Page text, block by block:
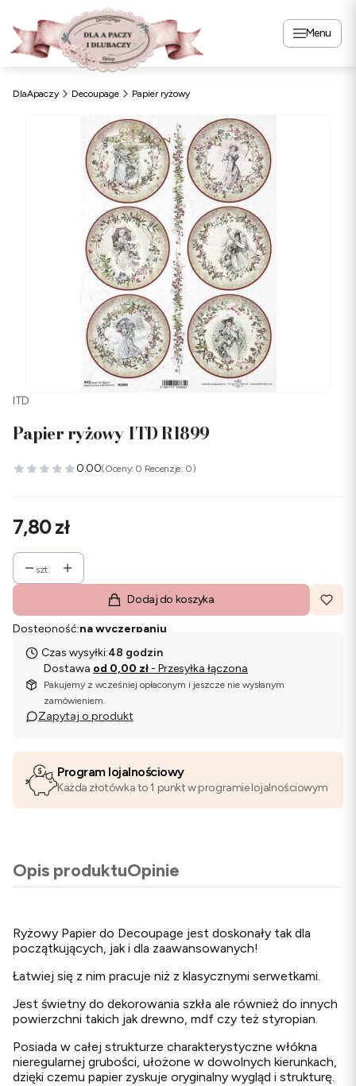
Menu
DlaApaczy Decoupage Papier ryżowy
ITD
Papier ryżowy ITD R1899
0.00(Oceny: 0 Recenzje: 0)
Cena
7,80 zł
szt.
Dodaj do koszyka
Dostępność:na wyczerpaniu
Czas wysyłki:48 godzin
Dostawa od 0,00 zł - Przesyłka łączona
Pakujemy z wcześniej opłaconym i jeszcze nie wysłanym
zamówieniem.
Zapytaj o produkt
Program lojalnościowy
Każda złotówka to 1 punkt w programie lojalnościowym
Opis produktuOpinie
Ryżowy Papier do Decoupage jest doskonały tak dla
początkujących, jak i dla zaawansowanych!
Łatwiej się z nim pracuje niż z klasycznymi serwetkami.
Jest świetny do dekorowania szkła ale również do innych
powierzchni takich jak drewno, mdf czy też styropian.
Posiada w całej strukturze charakterystyczne włókna
nieregularnej grubości, ułożone w dowolnych kierunkach,
dzięki czemu papier zyskuje oryginalny wygląd i strukturę.